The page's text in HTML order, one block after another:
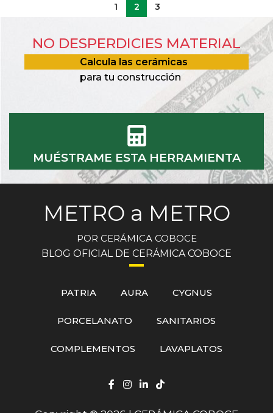
1 2 3
NO DESPERDICIES MATERIAL
Calcula las cerámicas
para tu construcción
MUÉSTRAME ESTA HERRAMIENTA
METRO a METRO
POR CERÁMICA COBOCE
BLOG OFICIAL DE CERÁMICA COBOCE
PATRIA AURA CYGNUS
PORCELANATO SANITARIOS
COMPLEMENTOS LAVAPLATOS